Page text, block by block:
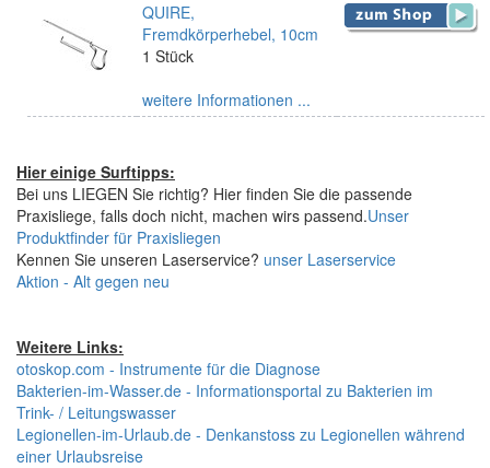
QUIRE,
Fremdkörperhebel, 10cm
1 Stück
weitere Informationen ...
Hier einige Surftipps:
Bei uns LIEGEN Sie richtig? Hier finden Sie die passende
Praxisliege, falls doch nicht, machen wirs passend.Unser
Produktfinder für Praxisliegen
Kennen Sie unseren Laserservice? unser Laserservice
Aktion - Alt gegen neu
Weitere Links:
otoskop.com - Instrumente für die Diagnose
Bakterien-im-Wasser.de - Informationsportal zu Bakterien im
Trink- / Leitungswasser
Legionellen-im-Urlaub.de - Denkanstoss zu Legionellen während
einer Urlaubsreise